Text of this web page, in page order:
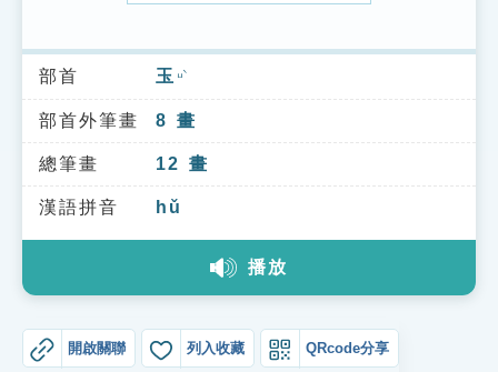
索引選單
知識索引
單字索引
生命大百科索引
教學應用
部首 玉 ㄩˋ
部首外筆畫 8 畫
總筆畫 12 畫
漢語拼音 hǔ
播放
開啟關聯 列入收藏 QRcode分享